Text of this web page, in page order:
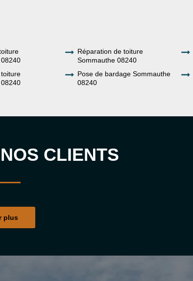
Réparation de toiture
Sommauthe 08240
Pose de bardage Sommauthe
08240
CLIENTS
plus